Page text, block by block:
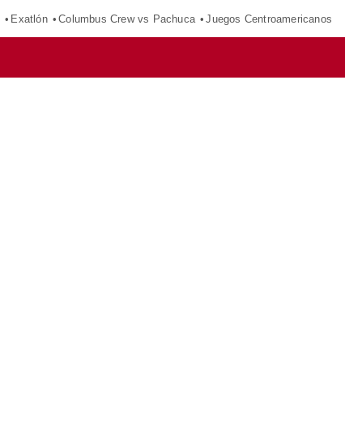
Exatlón Columbus Crew vs Pachuca Juegos Centroamericanos